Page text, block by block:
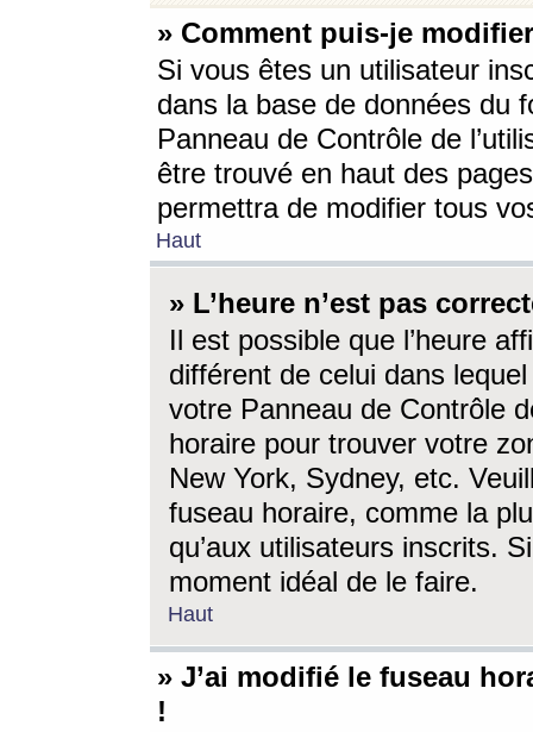
» Comment puis-je
Si vous êtes un utilisateur
dans la base de données du
Panneau de Contrôle de
être trouvé en haut des
permettra de modifier tous
Haut
» L’heure n’est pas
Il est possible que l’heure
différent de celui dans
votre Panneau de Contrôle
horaire pour trouver votre
New York, Sydney, etc.
fuseau horaire, comme la
qu’aux utilisateurs inscrits.
moment idéal de le faire.
Haut
» J’ai modifié le fuseau
!